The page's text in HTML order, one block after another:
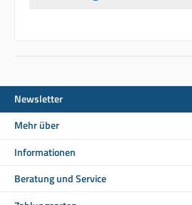
Newsletter
Mehr über
Informationen
Beratung und Service